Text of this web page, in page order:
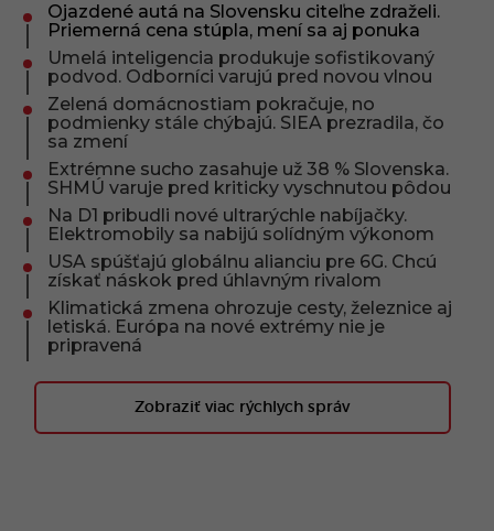
Ojazdené autá na Slovensku citeľne zdraželi.
Priemerná cena stúpla, mení sa aj ponuka
Umelá inteligencia produkuje sofistikovaný
podvod. Odborníci varujú pred novou vlnou
Zelená domácnostiam pokračuje, no
podmienky stále chýbajú. SIEA prezradila, čo
sa zmení
Extrémne sucho zasahuje už 38 % Slovenska.
SHMÚ varuje pred kriticky vyschnutou pôdou
Na D1 pribudli nové ultrarýchle nabíjačky.
Elektromobily sa nabijú solídným výkonom
USA spúšťajú globálnu alianciu pre 6G. Chcú
získať náskok pred úhlavným rivalom
Klimatická zmena ohrozuje cesty, železnice aj
letiská. Európa na nové extrémy nie je
pripravená
Zobraziť viac rýchlych správ